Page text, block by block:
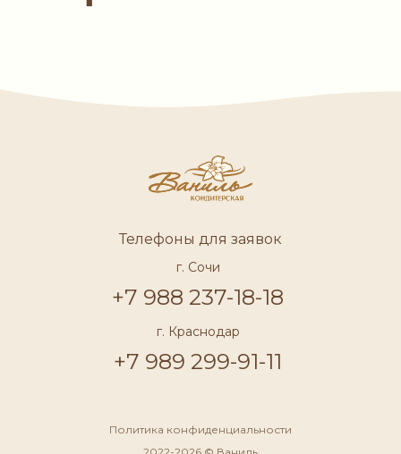
Телефоны для заявок
Политика конфиденциальности
+7 988 237-18-18
г. Сочи
+7 989 299-91-11
г. Краснодар